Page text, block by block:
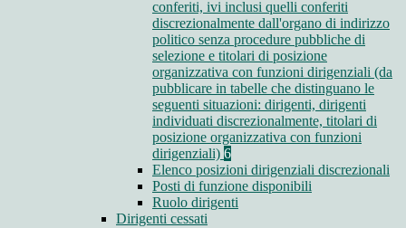
conferiti, ivi inclusi quelli conferiti
discrezionalmente dall'organo di indirizzo
politico senza procedure pubbliche di
selezione e titolari di posizione
organizzativa con funzioni dirigenziali (da
pubblicare in tabelle che distinguano le
seguenti situazioni: dirigenti, dirigenti
individuati discrezionalmente, titolari di
posizione organizzativa con funzioni
dirigenziali) 6
Elenco posizioni dirigenziali discrezionali
Posti di funzione disponibili
Ruolo dirigenti
Dirigenti cessati